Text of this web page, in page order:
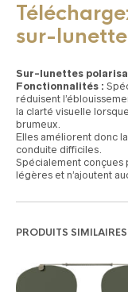
sur-
Sur-lunettes
Fonctionnalités :
réduisent
la clarté visuelle
brumeux.
Elles améliorent donc
conduite difficiles.
Spécialement conçues
légères et n’ajoutent
PRODUITS SIMILAIRES